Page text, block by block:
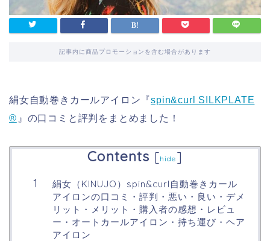
記事内に商品プロモーションを含む場合があります
絹女自動巻きカールアイロン『spin&curl SILKPLATE
®︎ 』の口コミと評判をまとめました！
Contents [hide ]
絹女（KINUJO）spin&curl自動巻きカール
アイロンの口コミ・評判・悪い・良い・デメ
リット・メリット・購入者の感想・レビュ
ー・オートカールアイロン・持ち運び・ヘア
アイロン